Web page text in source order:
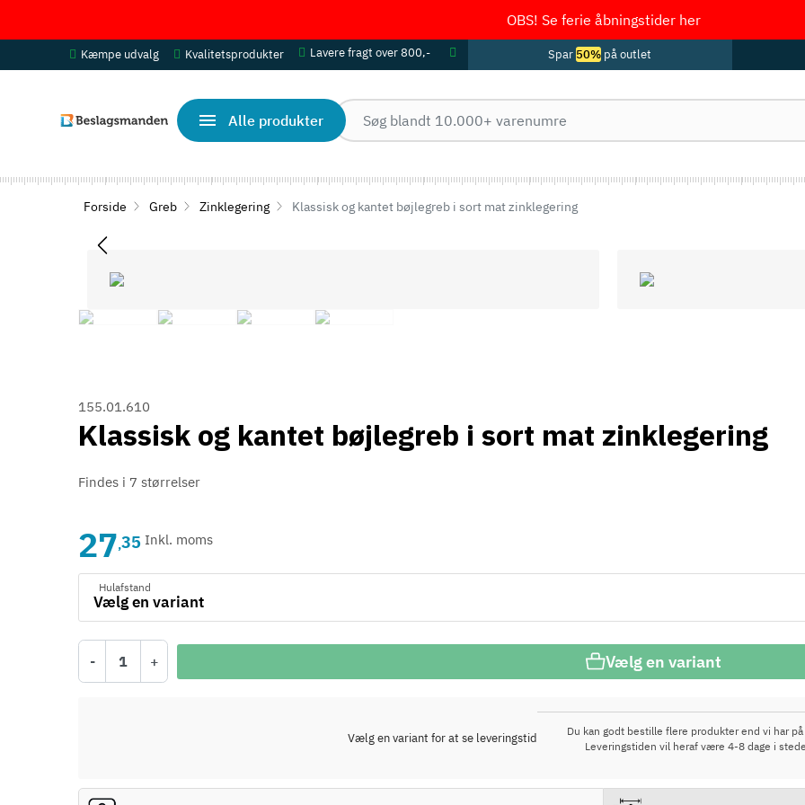
OBS! Se ferie åbningstider her
Kæmpe udvalg Kvalitetsprodukter Lavere fragt over 800,- Spar 50% på outlet
Alle produkter
Forside Greb Zinklegering Klassisk og kantet bøjlegreb i sort mat zinklegering
155.01.610
Klassisk og kantet bøjlegreb i sort mat zinklegering
Findes i 7 størrelser
27,35 Inkl. moms
Hulafstand
- + Vælg en variant
Vælg en variant for at se leveringstid
Du kan godt bestille flere produkter end vi har på
Leveringstiden vil heraf være 4-8 dage i